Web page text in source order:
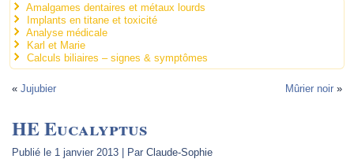
Amalgames dentaires et métaux lourds
Implants en titane et toxicité
Analyse médicale
Karl et Marie
Calculs biliaires – signes & symptômes
«Jujubier Mûrier noir»
HE Eucalyptus
Publié le 1 janvier 2013 | Par Claude-Sophie